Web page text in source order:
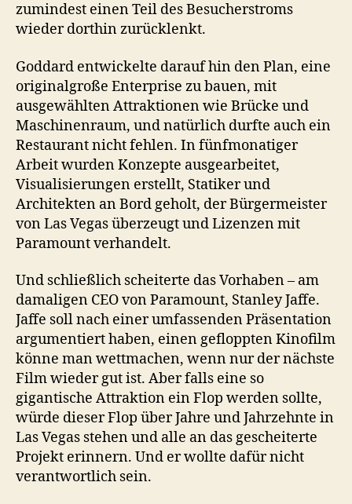
zumindest einen Teil des Besucherstroms
wieder dorthin zurücklenkt.
Goddard entwickelte darauf hin den Plan, eine
originalgroße Enterprise zu bauen, mit
ausgewählten Attraktionen wie Brücke und
Maschinenraum, und natürlich durfte auch ein
Restaurant nicht fehlen. In fünfmonatiger
Arbeit wurden Konzepte ausgearbeitet,
Visualisierungen erstellt, Statiker und
Architekten an Bord geholt, der Bürgermeister
von Las Vegas überzeugt und Lizenzen mit
Paramount verhandelt.
Und schließlich scheiterte das Vorhaben – am
damaligen CEO von Paramount, Stanley Jaffe.
Jaffe soll nach einer umfassenden Präsentation
argumentiert haben, einen gefloppten Kinofilm
könne man wettmachen, wenn nur der nächste
Film wieder gut ist. Aber falls eine so
gigantische Attraktion ein Flop werden sollte,
würde dieser Flop über Jahre und Jahrzehnte in
Las Vegas stehen und alle an das gescheiterte
Projekt erinnern. Und er wollte dafür nicht
verantwortlich sein.